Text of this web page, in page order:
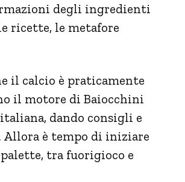
degli ingredienti
ricette, le metafore
il calcio è praticamente
il motore di Baiocchini
dando consigli e
è tempo di iniziare
tra fuorigioco e